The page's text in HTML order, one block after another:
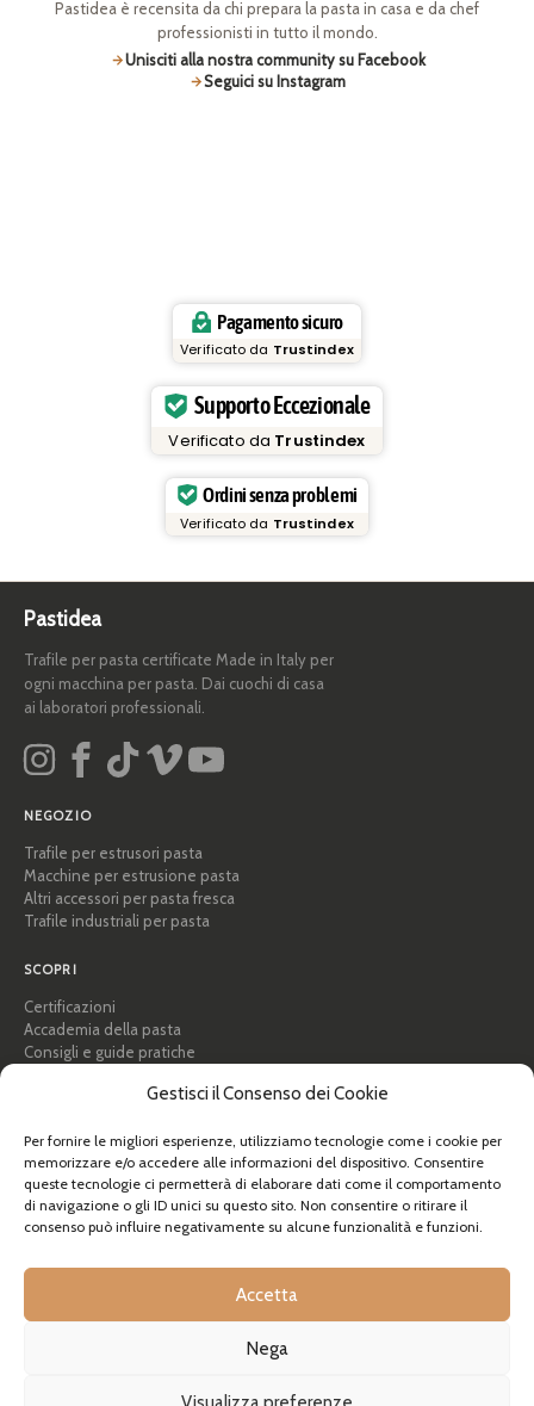
Gestisci il Consenso dei Cookie
Per fornire le migliori esperienze, utilizziamo tecnologie come i cookie per
memorizzare e/o accedere alle informazioni del dispositivo. Consentire
queste tecnologie ci permetterà di elaborare dati come il comportamento
di navigazione o gli ID unici su questo sito. Non consentire o ritirare il
consenso può influire negativamente su alcune funzionalità e funzioni.
Accetta
Nega
Pastidea è recensita da chi prepara la pasta in casa e da chef
professionisti in tutto il mondo.
Unisciti alla nostra community su Facebook
Seguici su Instagram
Pagamento sicuro
Verificato da Trustindex
Supporto Eccezionale
Verificato da Trustindex
Ordini senza problemi
Verificato da Trustindex
Pastidea
Trafile per pasta certificate Made in Italy per
ogni macchina per pasta. Dai cuochi di casa
ai laboratori professionali.
NEGOZIO
Trafile per estrusori pasta
Macchine per estrusione pasta
Altri accessori per pasta fresca
Trafile industriali per pasta
SCOPRI
Certificazioni
Accademia della pasta
Consigli e guide pratiche
Professionisti e B2B
AIUTO
FAQ e supporto
Contattaci
Info spedizioni